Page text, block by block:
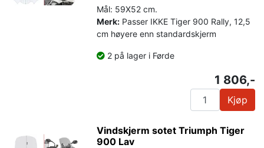
Mål: 59X52 cm.
Merk: Passer IKKE Tiger 900 Rally, 12,5
cm høyere enn standardskjerm
2 på lager i Førde
1 806,-
Kjøp
Vindskjerm sotet Triumph Tiger
900 Lav